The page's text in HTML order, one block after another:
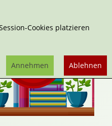
Cookies platzieren
Ablehnen
Annehmen